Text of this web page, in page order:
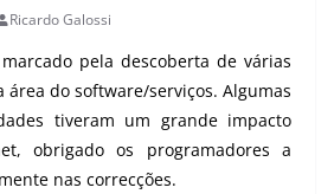
Ricardo Galossi
pela descoberta de várias
do software/serviços. Algumas
tiveram um grande impacto
obrigado os programadores a
nas correcções.